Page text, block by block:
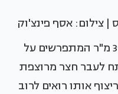
צילום: אסף פינצ'וק
שטחו הבנוי של הבית הוא כ-390 מ"ר המתפרשים על
לעבר חצר מרוצפת
אותו רואים לרוב